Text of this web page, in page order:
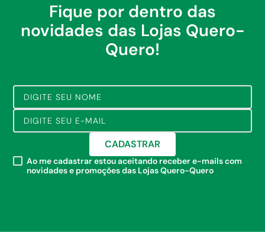
Fique por dentro das
novidades das Lojas Quero-
Quero!
CADASTRAR
Ao me cadastrar estou aceitando receber e-mails com
novidades e promoções das Lojas Quero-Quero